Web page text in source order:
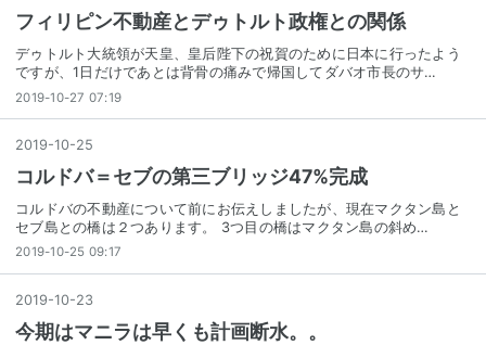
フィリピン不動産とデゥトルト政権との関係
デゥトルト大統領が天皇、皇后陛下の祝賀のために日本に行ったよう
ですが、1日だけであとは背骨の痛みで帰国してダバオ市長のサ…
2019-10-27 07:19
2019-10-25
コルドバ＝セブの第三ブリッジ47%完成
コルドバの不動産について前にお伝えしましたが、現在マクタン島と
セブ島との橋は２つあります。 3つ目の橋はマクタン島の斜め…
2019-10-25 09:17
2019-10-23
今期はマニラは早くも計画断水。。